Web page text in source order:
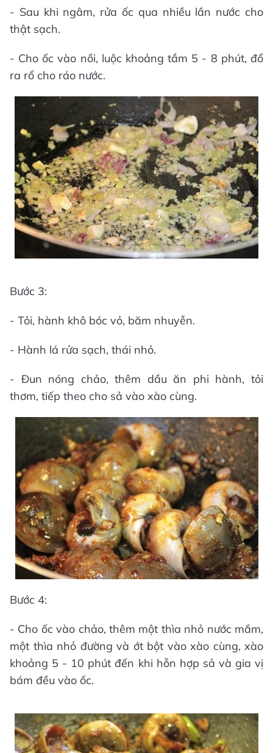
- Sau khi ngâm, rửa ốc qua nhiều lần nước cho
thật sạch.
- Cho ốc vào nồi, luộc khoảng tầm 5 - 8 phút, đổ
ra rổ cho ráo nước.
Bước 3:
- Tỏi, hành khô bóc vỏ, băm nhuyễn.
- Hành lá rửa sạch, thái nhỏ.
- Đun nóng chảo, thêm dầu ăn phi hành, tỏi
thơm, tiếp theo cho sả vào xào cùng.
Bước 4:
- Cho ốc vào chảo, thêm một thìa nhỏ nước mắm,
một thìa nhỏ đường và ớt bột vào xào cùng, xào
khoảng 5 - 10 phút đến khi hỗn hợp sả và gia vị
bám đều vào ốc.